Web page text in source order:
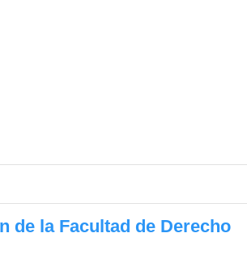
de la Facultad de Derecho